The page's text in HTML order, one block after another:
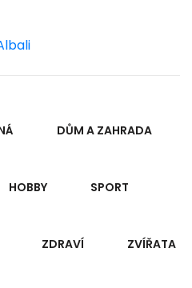
DŮM A ZAHRADA
HOBBY SPORT
ZDRAVÍ ZVÍŘATA